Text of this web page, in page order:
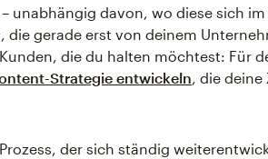
unabhängig davon, wo diese sich im
die gerade erst von deinem
die du halten möchtest: Für
Strategie entwickeln, die deine
der sich ständig